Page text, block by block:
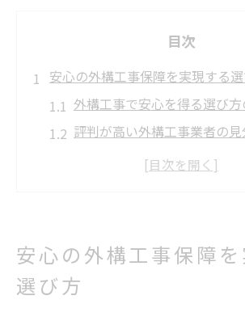
目次
安心の外構工事保障を実現する
外構工事で安心を得る選び
評判が高い外構工事業者の
新潟で外構工事の保障を重視
外構工事で重視すべき保証対応の
外構工事の保証内容を正し
外構工事後のアフターサービ
安心の外構工事保障を
選び方